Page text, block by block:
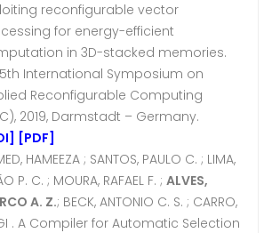
reconfigurable vector
for energy-efficient
in 3D-stacked memories.
International Symposium on
Reconfigurable Computing
2019, Darmstadt – Germany.
[PDF]
HAMEEZA ; SANTOS, PAULO C. ; LIMA,
P. C. ; MOURA, RAFAEL F. ; ALVES,
A. Z.; BECK, ANTONIO C. S. ; CARRO,
. A Compiler for Automatic Selection